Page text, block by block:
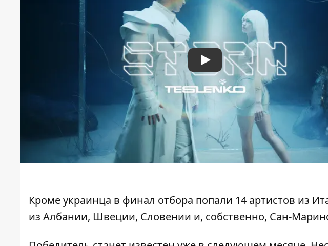
Play
Кроме украинца в финал отбора попали 14 артистов из
из Албании, Швеции, Словении и, собственно, Сан-